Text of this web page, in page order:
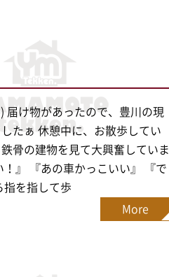
届け物があったので、豊川の現
たぁ 休憩中に、お散歩してい
骨の建物を見て大興奮していま
』 『あの車かっこいい』 『で
指を指して歩
More